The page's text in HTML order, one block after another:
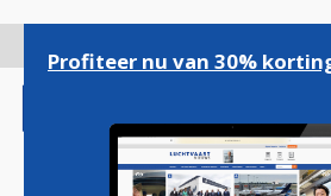
gaan
Profiteer nu van 30%